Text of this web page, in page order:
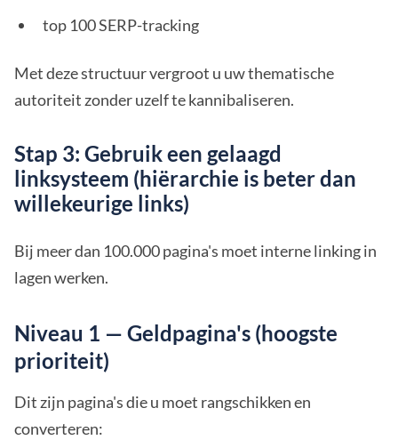
top 100 SERP-tracking
Met deze structuur vergroot u uw thematische
autoriteit zonder uzelf te kannibaliseren.
Stap 3: Gebruik een gelaagd
linksysteem (hiërarchie is beter dan
willekeurige links)
Bij meer dan 100.000 pagina's moet interne linking in
lagen werken.
Niveau 1 — Geldpagina's (hoogste
prioriteit)
Dit zijn pagina's die u moet rangschikken en
converteren: